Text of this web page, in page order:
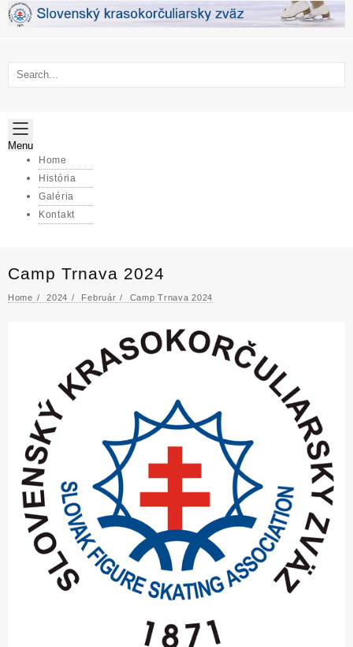
Skip
Menu
Home
História
Galéria
Kontakt
Camp Trnava 2024
Home 2024 Február Camp Trnava 2024